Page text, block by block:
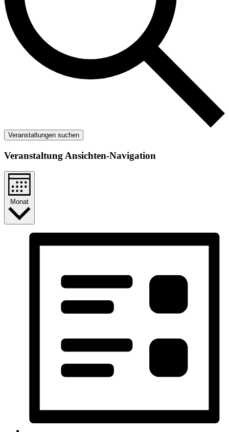
Veranstaltungen suchen
Veranstaltung Ansichten-Navigation
Monat